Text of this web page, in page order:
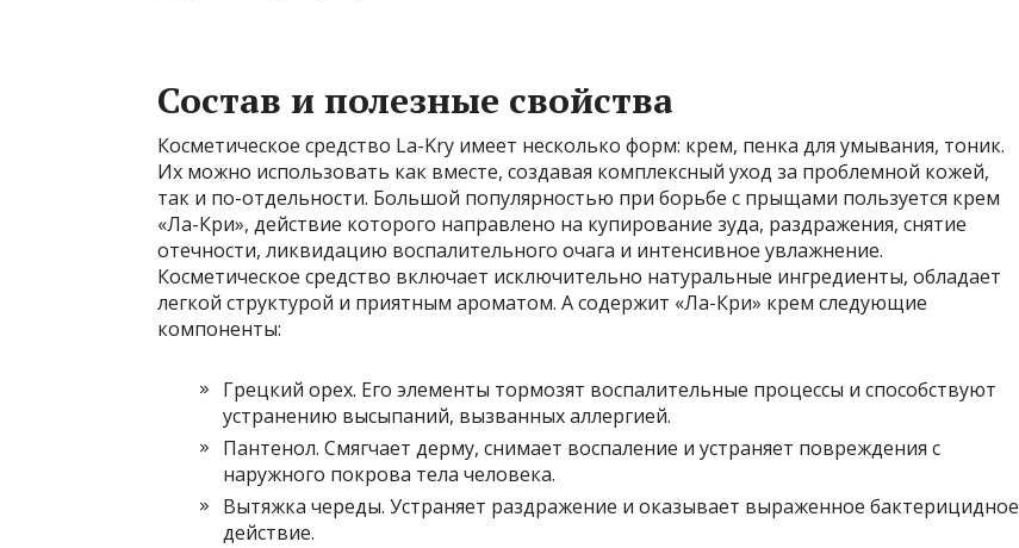
Состав и полезные свойства
Косметическое средство La-Kry имеет несколько форм: крем, пенка для умывания, тоник.
Их можно использовать как вместе, создавая комплексный уход за проблемной кожей,
так и по-отдельности. Большой популярностью при борьбе с прыщами пользуется крем
«Ла-Кри», действие которого направлено на купирование зуда, раздражения, снятие
отечности, ликвидацию воспалительного очага и интенсивное увлажнение.
Косметическое средство включает исключительно натуральные ингредиенты, обладает
легкой структурой и приятным ароматом. А содержит «Ла-Кри» крем следующие
компоненты:
Грецкий орех. Его элементы тормозят воспалительные процессы и способствуют
устранению высыпаний, вызванных аллергией.
Пантенол. Смягчает дерму, снимает воспаление и устраняет повреждения с
наружного покрова тела человека.
Вытяжка череды. Устраняет раздражение и оказывает выраженное бактерицидное
действие.